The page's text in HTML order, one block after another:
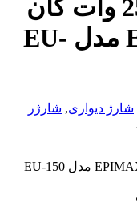
آداپتور هوشمند 18+25 وات گان
سوپرفست EPIMAX مدل EU-
شارژ دیواری, شارژر